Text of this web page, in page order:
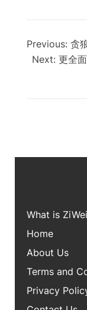
Previous: 贪
Next: 更全
What is ZiWei
Home
About Us
Terms and
Privacy